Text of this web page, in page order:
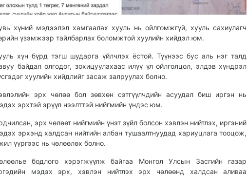
хүний мэдээлэл хамгаалах хууль нь ойлгомжгүй, хууль сахиулагч
үзэмжээр тайлбарлах боломжтой хуулийн хийдэл юм.
хүн бүрд тэгш шударга үйлчлэх ёстой. Түүнээс бус аль нэг талд
байдал олгодог, зохицуулахаас илүү үл ойлголцол, элдэв хүндрэл
хуулийн хийдлийг засаж залруулах болно.
эрх чөлөө бол зөвхөн сэтгүүлчдийн асуудал биш иргэн нь
эрхтэй эрүүл нээлттэй нийгмийн үндэс юм.
эрх чөлөөт нийгмийн үнэт зүйл болсон хэвлэн нийтлэх, иргэний
эрхэнд халдсан нийтийн албан тушаалтнуудад хариуцлага тооцож,
үүргээс нь чөлөөлөх болно.
бодлого хэрэгжүүлж байгаа Монгол Улсын Засгийн газар
мэдэх эрх, хэвлэн нийтлэх эрх чөлөөнд халдсан аливаа